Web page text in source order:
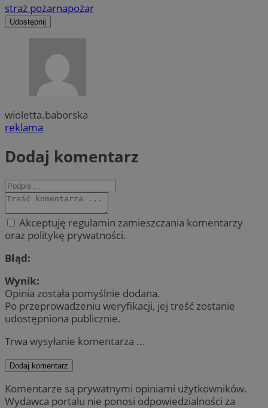
straż pożarnapożar
Udostępnij
wioletta.baborska
reklama
Dodaj komentarz
Akceptuję regulamin zamieszczania komentarzy
oraz politykę prywatności.
Błąd:
Wynik:
Opinia została pomyślnie dodana.
Po przeprowadzeniu weryfikacji, jej treść zostanie
udostępniona publicznie.
Trwa wysyłanie komentarza ...
Dodaj komentarz
Komentarze są prywatnymi opiniami użytkowników.
Wydawca portalu nie ponosi odpowiedzialności za